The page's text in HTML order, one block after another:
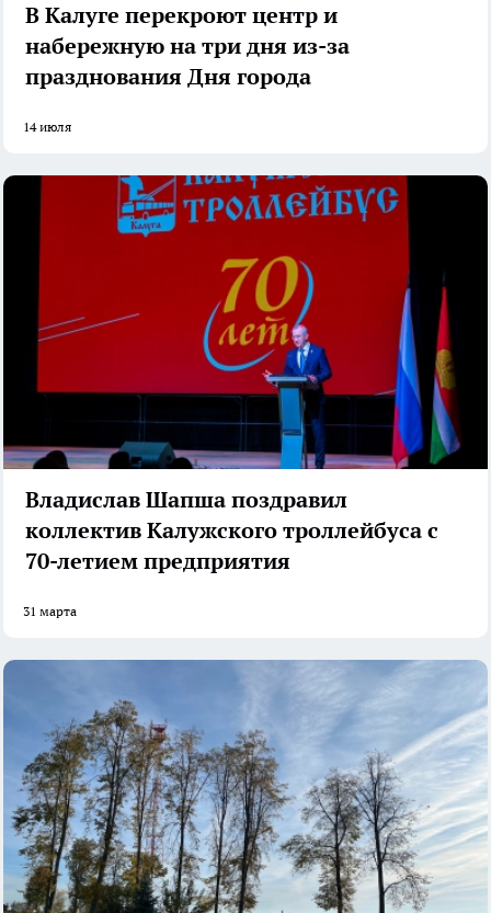
В Калуге перекроют центр и
набережную на три дня из-за
празднования Дня города
14 июля
Владислав Шапша поздравил
коллектив Калужского троллейбуса с
70-летием предприятия
31 марта